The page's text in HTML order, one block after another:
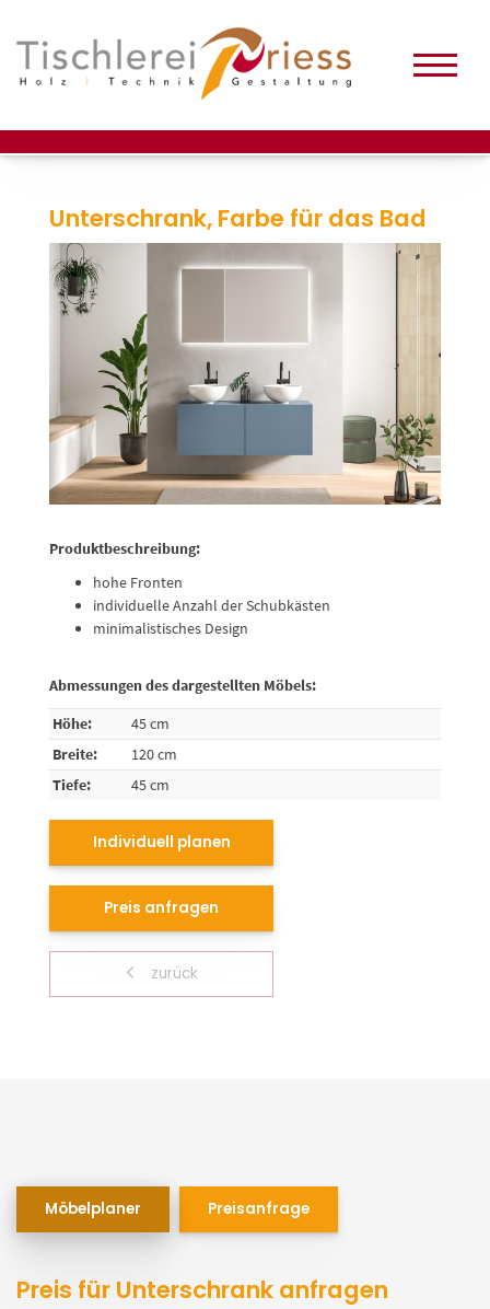
Unterschrank, Farbe für das Bad
Produktbeschreibung:
hohe Fronten
individuelle Anzahl der Schubkästen
minimalistisches Design
Abmessungen des dargestellten Möbels:
Höhe:
45 cm
Breite:
120 cm
Tiefe:
45 cm
Individuell planen
Preis anfragen
zurück
Möbelplaner Preisanfrage
Preis für Unterschrank anfragen